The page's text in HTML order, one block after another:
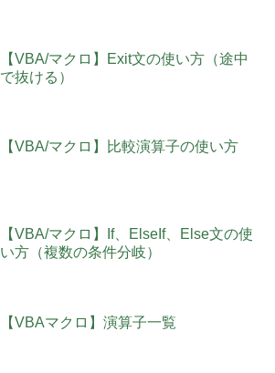
【VBA/マクロ】Exit文の使い方（途中
で抜ける）
【VBA/マクロ】比較演算子の使い方
【VBA/マクロ】If、ElseIf、Else文の使
い方（複数の条件分岐）
【VBAマクロ】演算子一覧